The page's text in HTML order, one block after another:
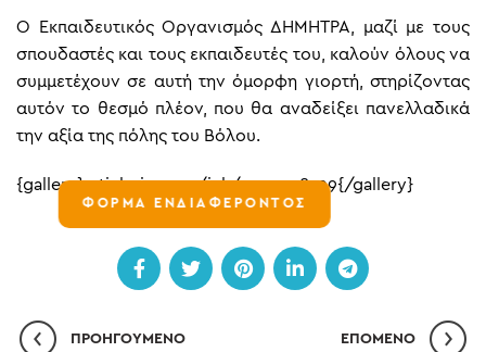
ΦΟΡΜΑ ΕΝΔΙΑΦΕΡΟΝΤΟΣ
Ο Εκπαιδευτικός Οργανισμός ΔΗΜΗΤΡΑ, μαζί με τους
σπουδαστές και τους εκπαιδευτές του, καλούν όλους να
συμμετέχουν σε αυτή την όμορφη γιορτή, στηρίζοντας
αυτόν το θεσμό πλέον, που θα αναδείξει πανελλαδικά
την αξία της πόλης του Βόλου.
{gallery}article-images/iek/2019-08-29{/gallery}
ΠΡΟΗΓΟΎΜΕΝΟ ΕΠΌΜΕΝO